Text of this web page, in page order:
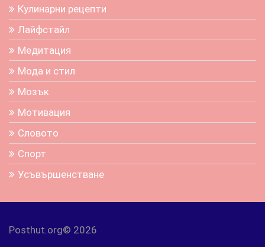
Кулинарни рецепти
Лайфстайл
Медитация
Мода и стил
Мозък
Мотивация
Словото
Спорт
Усъвършенстване
Posthut.org© 2026